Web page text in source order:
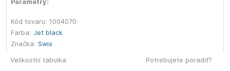
Parametry:
Kód tovaru: 1004070
Farba: Jet black
Značka: Swix
Velikostní tabulka
Potrebujete poradiť?